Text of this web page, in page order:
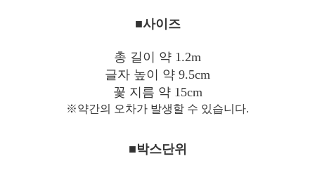
■사이즈
총 길이 약 1.2m
글자 높이 약 9.5cm
꽃 지름 약 15cm
※약간의 오차가 발생할 수 있습니다.
■박스단위